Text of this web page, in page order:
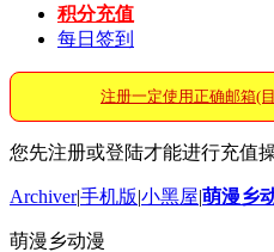
积分充值
每日签到
注册一定使用正确邮箱(
您先注册或登陆才能进行充值操
Archiver|手机版|小黑屋|萌漫乡
萌漫乡动漫